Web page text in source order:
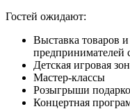
Гостей ожидают:
Выставка товаров
предпринимателей
Детская игровая
Мастер-классы
Розыгрыши
Концертная